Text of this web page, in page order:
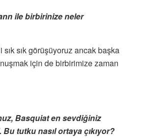
ile birbirinize neler
sık görüşüyoruz ancak başka
için de birbirimize zaman
Basquiat en sevdiğiniz
tutku nasıl ortaya çıkıyor?